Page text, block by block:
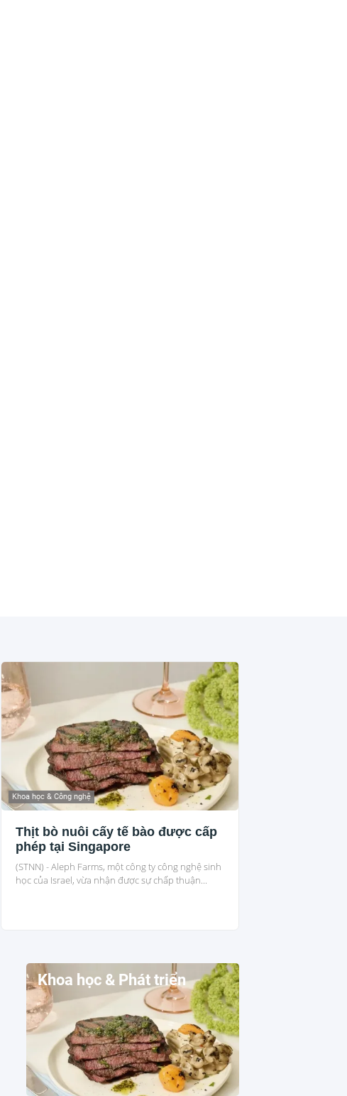
Khoa học & Công nghệ
Thịt bò nuôi cấy tế bào được cấp
phép tại Singapore
(STNN) - Aleph Farms, một công ty công nghệ sinh
học của Israel, vừa nhận được sự chấp thuận...
Khoa học & Phát triển